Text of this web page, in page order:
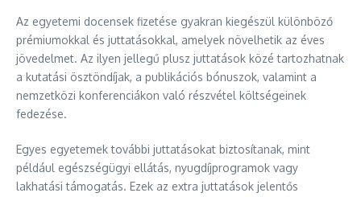
Az egyetemi docensek fizetése gyakran kiegészül különböző
prémiumokkal és juttatásokkal, amelyek növelhetik az éves
jövedelmet. Az ilyen jellegű plusz juttatások közé tartozhatnak
a kutatási ösztöndíjak, a publikációs bónuszok, valamint a
nemzetközi konferenciákon való részvétel költségeinek
fedezése.
Egyes egyetemek további juttatásokat biztosítanak, mint
például egészségügyi ellátás, nyugdíjprogramok vagy
lakhatási támogatás. Ezek az extra juttatások jelentős